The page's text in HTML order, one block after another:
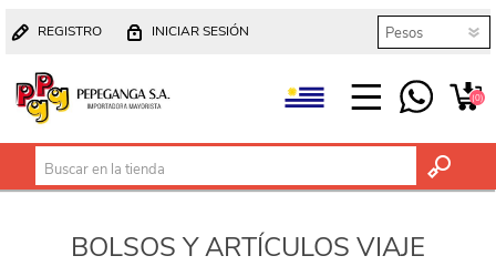
REGISTRO INICIAR SESIÓN
(0)
BOLSOS Y ARTÍCULOS VIAJE